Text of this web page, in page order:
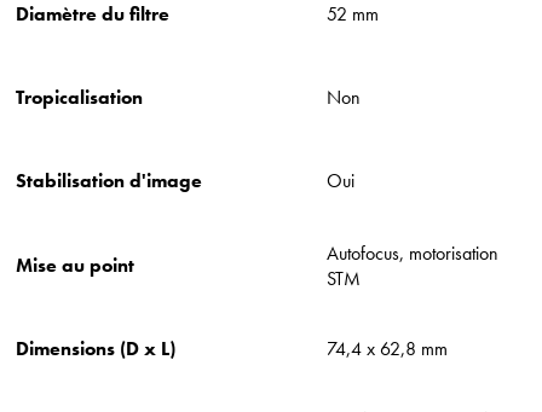
Diamètre du filtre 52 mm
Tropicalisation Non
Stabilisation d'image Oui
Mise au point
Autofocus, motorisation
STM
Dimensions (D x L) 74,4 x 62,8 mm